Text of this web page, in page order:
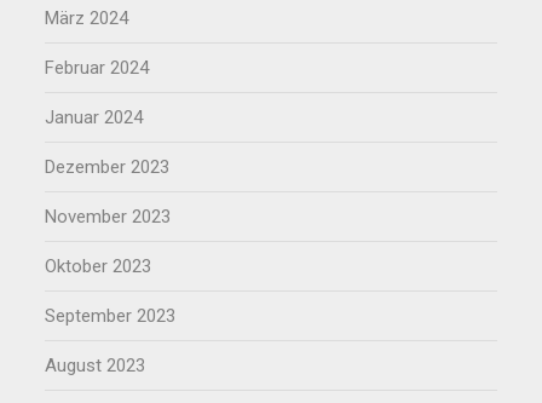
März 2024
Februar 2024
Januar 2024
Dezember 2023
November 2023
Oktober 2023
September 2023
August 2023